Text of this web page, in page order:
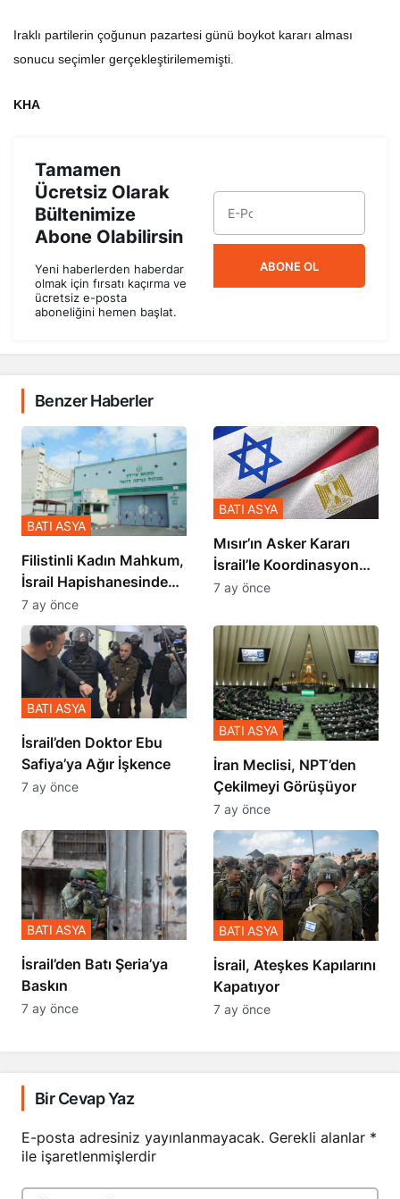
Iraklı partilerin çoğunun pazartesi günü boykot kararı alması
sonucu seçimler gerçekleştirilememişti.
KHA
Tamamen
Ücretsiz Olarak
Bültenimize
Abone Olabilirsin
Yeni haberlerden haberdar
olmak için fırsatı kaçırma ve
ücretsiz e-posta
aboneliğini hemen başlat.
ABONE OL
Benzer Haberler
Filistinli Kadın Mahkum,
İsrail Hapishanesindeki
Zulmü Anlattı
BATI ASYA
7 ay önce
Mısır’ın Asker Kararı
İsrail’le Koordinasyon
İçinde Gerçekleşmiş
BATI ASYA
7 ay önce
İsrail’den Doktor Ebu
Safiya’ya Ağır İşkence
BATI ASYA
7 ay önce
İran Meclisi, NPT’den
Çekilmeyi Görüşüyor
BATI ASYA
7 ay önce
​​​​​​​İsrail’den Batı Şeria’ya
Baskın
BATI ASYA
7 ay önce
İsrail, Ateşkes Kapılarını
Kapatıyor
BATI ASYA
7 ay önce
Bir Cevap Yaz
E-posta adresiniz yayınlanmayacak. Gerekli alanlar *
ile işaretlenmişlerdir